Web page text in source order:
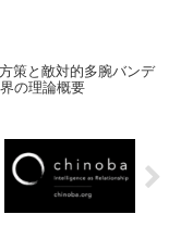
策と敵対的多腕バンデ
の理論概要